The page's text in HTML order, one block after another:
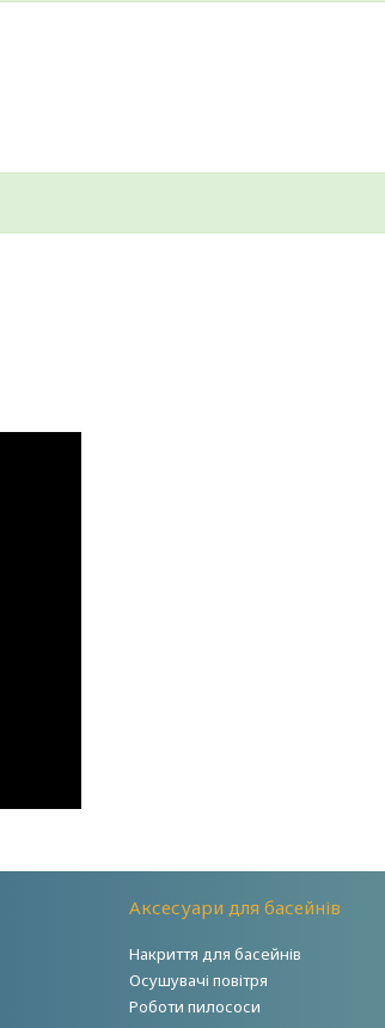
Аксесуари для басейнів
Накриття для басейнів
Осушувачі повітря
Роботи пилососи